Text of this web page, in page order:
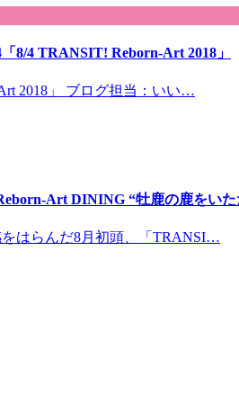
8/4 TRANSIT! Reborn-Art 2018」
2018」 ブログ担当：いい…
Art DINING “牡鹿の鹿をい
はらんだ8月初頭、「TRANSI…